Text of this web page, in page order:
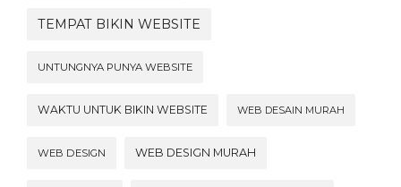
TEMPAT BIKIN WEBSITE
UNTUNGNYA PUNYA WEBSITE
WAKTU UNTUK BIKIN WEBSITE WEB DESAIN MURAH
WEB DESIGN WEB DESIGN MURAH